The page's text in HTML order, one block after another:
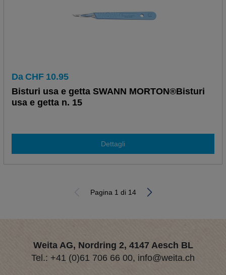
Da CHF 10.95
Bisturi usa e getta SWANN MORTON®Bisturi
usa e getta n. 15
Dettagli
Pagina 1 di 14
Weita AG, Nordring 2, 4147 Aesch BL
Tel.: +41 (0)61 706 66 00, info@weita.ch